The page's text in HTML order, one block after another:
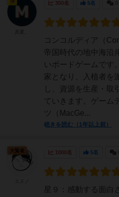
350名 5名
コンコルディア（
帝国時代の地中海沿
いボードゲームです
家となり、入植者を
し、資源を生産・取
ていきます。ゲーム
ツ（MacGe...
続きを読む（1年以上前）
神
1000名 5名
星９：感動する面白
大賢者